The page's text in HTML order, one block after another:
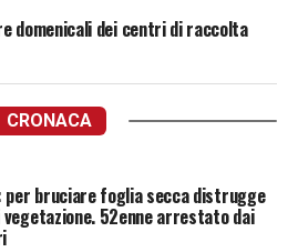
domenicali dei centri di raccolta
CRONACA
per bruciare foglia secca distrugge
52enne arrestato dai